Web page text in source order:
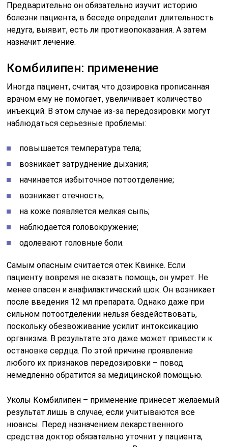
Предварительно он обязательно изучит историю
болезни пациента, в беседе определит длительность
недуга, выявит, есть ли противопоказания. А затем
назначит лечение.
Комбилипен: применение
Иногда пациент, считая, что дозировка прописанная
врачом ему не помогает, увеличивает количество
инъекций. В этом случае из-за передозировки могут
наблюдаться серьезные проблемы:
повышается температура тела;
возникает затруднение дыхания;
начинается избыточное потоотделение;
возникает отечность;
на коже появляется мелкая сыпь;
наблюдается головокружение;
одолевают головные боли.
Самым опасным считается отек Квинке. Если
пациенту вовремя не оказать помощь, он умрет. Не
менее опасен и анафилактический шок. Он возникает
после введения 12 мл препарата. Однако даже при
сильном потоотделении нельзя бездействовать,
поскольку обезвоживание усилит интоксикацию
организма. В результате это даже может привести к
остановке сердца. По этой причине проявление
любого их признаков передозировки – повод
немедленно обратится за медицинской помощью.
Уколы Комбилипен – применение принесет желаемый
результат лишь в случае, если учитываются все
нюансы. Перед назначением лекарственного
средства доктор обязательно уточнит у пациента,